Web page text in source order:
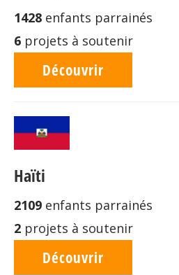
1428 enfants parrainés
6 projets à soutenir
Découvrir
Haïti
2109 enfants parrainés
2 projets à soutenir
Découvrir